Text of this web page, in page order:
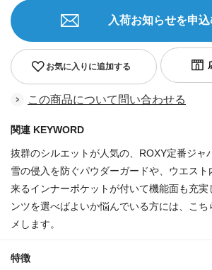
お気に入りに追加する
入荷お知らせを申
この商品について問い合わせる
関連 KEYWORD
抜群のシルエットが人気の、ROXY定番ジャ
雪の侵入を防ぐパウダーガードや、ウエスト
来るインナーポケットが付いて機能面も充
ンツを選べばよいか悩んでいる方には、こち
メします。
特徴